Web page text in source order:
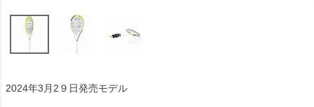
2024年3月2９日発売モデル